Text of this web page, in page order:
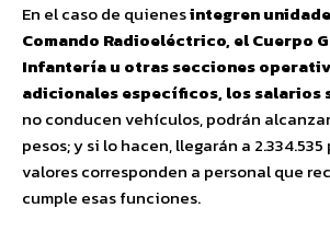
En el caso de quienesintegren
Comando Radioeléctrico, el Cuerpo
Infantería u otras secciones
adicionales específicos, los salarios
no conducen vehículos, podrán
pesos; y si lo hacen, llegarán a 2.334.535
valores corresponden a personal que
cumple esas funciones.